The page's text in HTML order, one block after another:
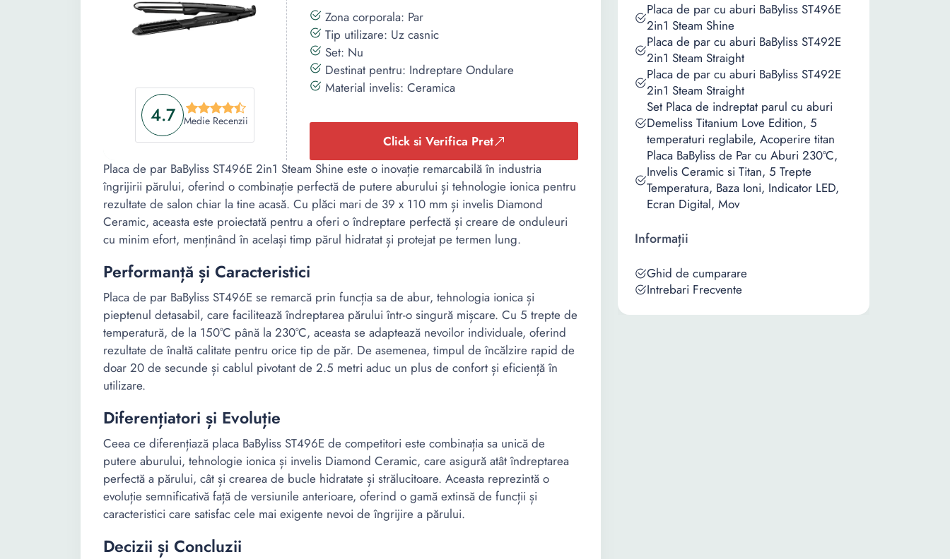
4.7 Medie Recenzii
Zona corporala: Par
Tip utilizare: Uz casnic
Set: Nu
Destinat pentru: Indreptare Ondulare
Material invelis: Ceramica
Click si Verifica Pret
Placa de par BaByliss ST496E 2in1 Steam Shine este o inovație remarcabilă în industria
îngrijirii părului, oferind o combinație perfectă de putere aburului și tehnologie ionica pentru
rezultate de salon chiar la tine acasă. Cu plăci mari de 39 x 110 mm și invelis Diamond
Ceramic, aceasta este proiectată pentru a oferi o îndreptare perfectă și creare de onduleuri
cu minim efort, menținând în același timp părul hidratat și protejat pe termen lung.
Performanță și Caracteristici
Placa de par BaByliss ST496E se remarcă prin funcția sa de abur, tehnologia ionica și
pieptenul detasabil, care facilitează îndreptarea părului într-o singură mișcare. Cu 5 trepte de
temperatură, de la 150°C până la 230°C, aceasta se adaptează nevoilor individuale, oferind
rezultate de înaltă calitate pentru orice tip de păr. De asemenea, timpul de încălzire rapid de
doar 20 de secunde și cablul pivotant de 2.5 metri aduc un plus de confort și eficiență în
utilizare.
Diferențiatori și Evoluție
Ceea ce diferențiază placa BaByliss ST496E de competitori este combinația sa unică de
putere aburului, tehnologie ionica și invelis Diamond Ceramic, care asigură atât îndreptarea
perfectă a părului, cât și crearea de bucle hidratate și strălucitoare. Aceasta reprezintă o
evoluție semnificativă față de versiunile anterioare, oferind o gamă extinsă de funcții și
caracteristici care satisfac cele mai exigente nevoi de îngrijire a părului.
Decizii și Concluzii
Placa de par cu aburi BaByliss ST496E
2in1 Steam Shine
Placa de par cu aburi BaByliss ST492E
2in1 Steam Straight
Placa de par cu aburi BaByliss ST492E
2in1 Steam Straight
Set Placa de indreptat parul cu aburi
Demeliss Titanium Love Edition, 5
temperaturi reglabile, Acoperire titan
Placa BaByliss de Par cu Aburi 230ºC,
Invelis Ceramic si Titan, 5 Trepte
Temperatura, Baza Ioni, Indicator LED,
Ecran Digital, Mov
Informații
Ghid de cumparare
Intrebari Frecvente